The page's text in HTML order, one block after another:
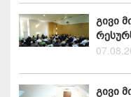
გივი
გივი